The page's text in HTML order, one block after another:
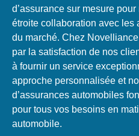
d’assurance sur mesure
étroite collaboration avec les
du marché. Chez
par la satisfaction de nos
à fournir un service
approche personnalisée et
d’assurances automobiles
pour tous vos besoins en
automobile.